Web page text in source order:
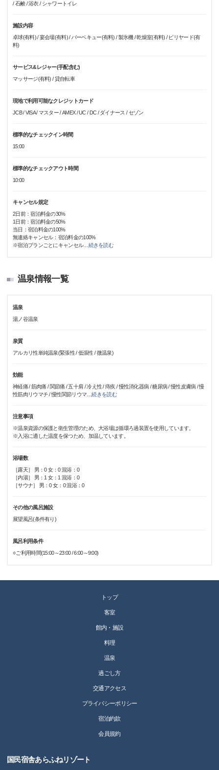
/ 石鹸 / 浴衣 / シャワートイレ
施設内容
卓球(有料) / 宴会場(有料) / バーベキュー(有料) / 製氷機 / 乾燥室(有料) / ビリヤード(有
料)
サービス&レジャー(手配含む)
マッサージ(有料) / 貸自転車
現地で利用可能なクレジットカード
JCB / VISA / マスター / AMEX / UC / DC / ダイナース / セゾン
標準的なチェックイン時間
15:00
標準的なチェックアウト時間
10:00
キャンセル規定
2日前：宿泊料金の30%
1日前：宿泊料金の50%
当日：宿泊料金の100%
無連絡キャンセル：宿泊料金の100%
※宿泊プランごとにキャンセル… 続きを読む
温泉情報一覧
温泉
湯ノ谷温泉
泉質
アルカリ性単純温泉(緊張性 / 低張性 / 微温泉)
効能
神経痛 / 筋肉痛 / 関節痛 / 五十肩 / 冷え性 / 痔疾 / 慢性消化器病 / 糖尿病 / 慢性皮膚病 / 慢
性筋肉リウマチ / 慢性関節リウマ …続きを読む
注意事項
※温泉資源の保護と衛生管理のため、大浴場は循環ろ過装置を使用しています。
※入浴に適した温度を保つため、加温しています。
浴場数
［露天］ 男：0 女：0 混浴：0
［内湯］ 男：1 女：1 混浴：0
［サウナ］ 男：0 女：0 混浴：0
その他の風呂施設
展望風呂(条件有り)
風呂利用条件
○ご利用時間(15:00～23:00 / 6:00～9:00)
トップ
客室
館内・施設
料理
温泉
過ごし方
交通アクセス
プライバシーポリシー
宿泊約款
会員規約
国民宿舎あらふねリゾート